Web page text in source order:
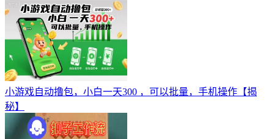
小游戏自动撸包，小白一天300 ，可以批量，手机操作【揭
秘】